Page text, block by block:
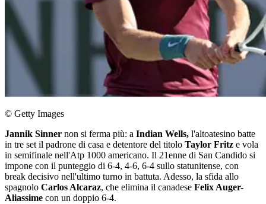
© Getty Images
Jannik Sinner non si ferma più: a Indian Wells, l'altoatesino batte
in tre set il padrone di casa e detentore del titolo Taylor Fritz e vola
in semifinale nell'Atp 1000 americano. Il 21enne di San Candido si
impone con il punteggio di 6-4, 4-6, 6-4 sullo statunitense, con
break decisivo nell'ultimo turno in battuta. Adesso, la sfida allo
spagnolo Carlos Alcaraz, che elimina il canadese Felix Auger-
Aliassime con un doppio 6-4.